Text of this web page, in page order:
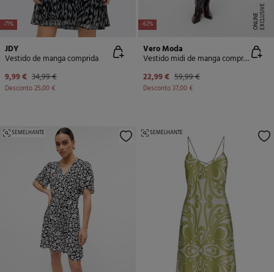
-71%
JDY
Vestido de manga comprida
9,99 € 34,99 €
Desconto25,00 €
-62% E
X
C
L
U
SI
V
E
O
N
LI
N
E
Vero Moda
Vestido midi de manga comprida
22,99 € 59,99 €
Desconto37,00 €
SEMELHANTE SEMELHANTE